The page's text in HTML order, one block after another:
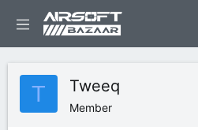
T Tweeq
Member